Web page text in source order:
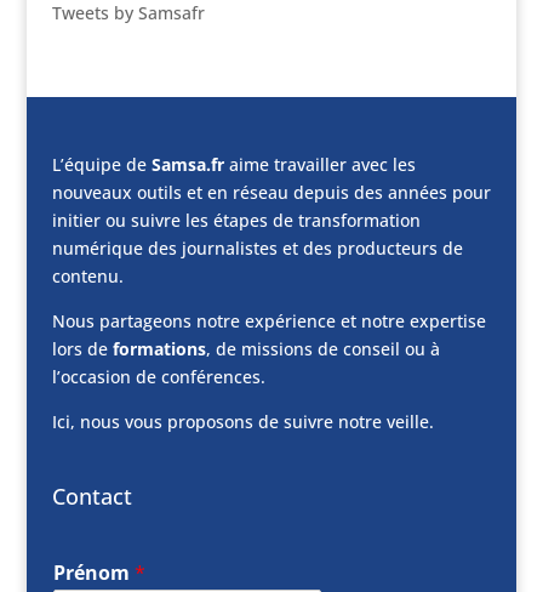
Tweets by Samsafr
L’équipe de Samsa.fraime travailler avec les
nouveaux outils et en réseau depuis des années pour
initier ou suivre les étapes de transformation
numérique des journalistes et des producteurs de
contenu.
Nous partageons notre expérience et notre expertise
lors de formations, de missions de conseil ou à
l’occasion de conférences.
Ici, nous vous proposons de suivre notre veille.
Contact
Prénom *